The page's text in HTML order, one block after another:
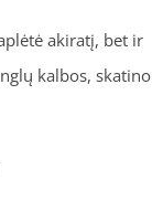
akiratį, bet ir
kalbos, skatino